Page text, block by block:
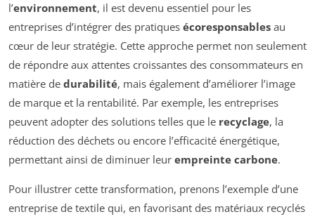
l’environnement, il est devenu essentiel pour les
entreprises d’intégrer des pratiques écoresponsables au
cœur de leur stratégie. Cette approche permet non seulement
de répondre aux attentes croissantes des consommateurs en
matière de durabilité, mais également d’améliorer l’image
de marque et la rentabilité. Par exemple, les entreprises
peuvent adopter des solutions telles que le recyclage, la
réduction des déchets ou encore l’efficacité énergétique,
permettant ainsi de diminuer leur empreinte carbone.
Pour illustrer cette transformation, prenons l’exemple d’une
entreprise de textile qui, en favorisant des matériaux recyclés